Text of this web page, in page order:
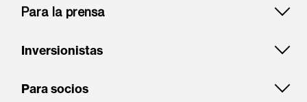
Para la prensa
Inversionistas
Para socios